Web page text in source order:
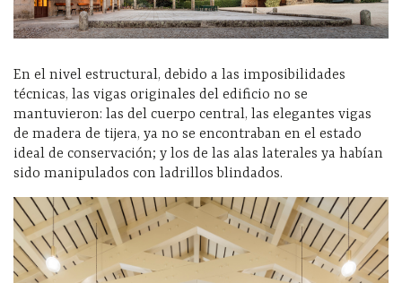
En el nivel estructural, debido a las imposibilidades
técnicas, las vigas originales del edificio no se
mantuvieron: las del cuerpo central, las elegantes vigas
de madera de tijera, ya no se encontraban en el estado
ideal de conservación; y los de las alas laterales ya habían
sido manipulados con ladrillos blindados.